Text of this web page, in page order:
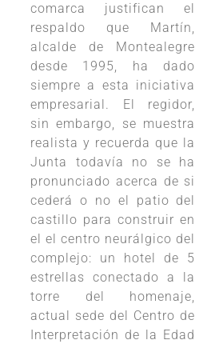
comarca justifican el
respaldo que Martín,
alcalde de Montealegre
desde 1995, ha dado
siempre a esta iniciativa
empresarial. El regidor,
sin embargo, se muestra
realista y recuerda que la
Junta todavía no se ha
pronunciado acerca de si
cederá o no el patio del
castillo para construir en
el el centro neurálgico del
complejo: un hotel de 5
estrellas conectado a la
torre del homenaje,
actual sede del Centro de
Interpretación de la Edad